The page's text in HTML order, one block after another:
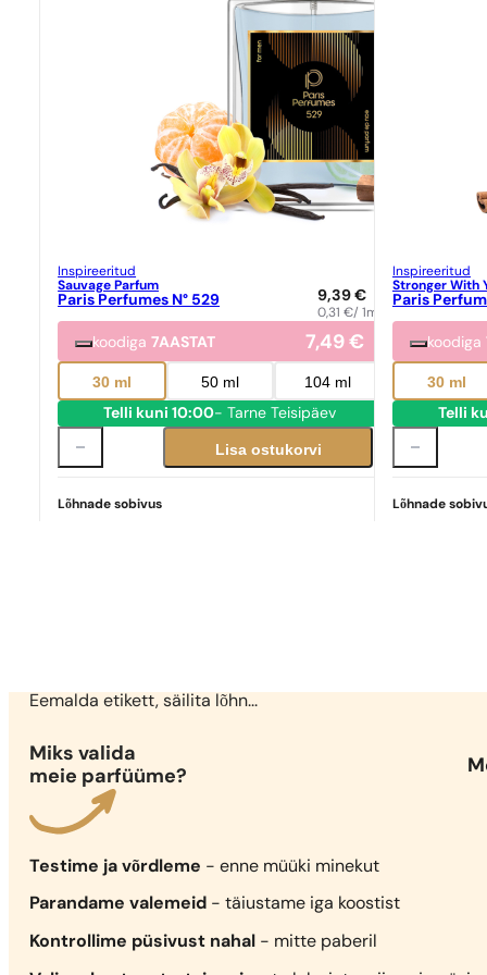
Inspireeritud
Sauvage Parfum
Paris Perfumes N° 529 9,39€
0,31€/ 1ml
koodiga7AASTAT 7,49€
30 ml 50 ml 104 ml
Telli kuni 10:00- Tarne Teisipäev
Lisa ostukorvi
Lõhnade sobivus
Inspireeritud
Stronger With
Paris
koodiga
30 ml
Telli
Lõhnade
Eemalda etikett, säilita lõhn...
Miks valida
meie parfüüme?
Testime ja võrdleme - enne müüki minekut
Parandame valemeid - täiustame iga koostist
Kontrollime püsivust nahal - mitte paberil